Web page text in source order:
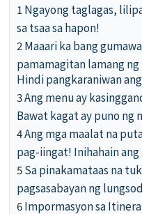
1 Ngayong taglagas,
sa tsaa sa hapon!
2Maaari ka bang
pamamagitan lamang
Hindi pangkaraniwan
3Ang menu ay
Bawat kagat ay puno ng
4Ang mga maalat na
pag-iingat! Inihahain
5Sa pinakamataas na
pagsasabayan ng
6Impormasyon sa